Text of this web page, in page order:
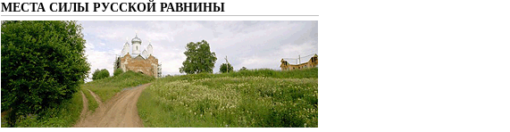
МЕСТА СИЛЫ РУССКОЙ РАВНИНЫ